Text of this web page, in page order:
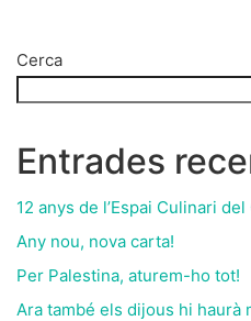
Cerca
Entrades
12 anys de l’Espai Culinari
Any nou, nova carta!
Per Palestina, aturem-ho tot!
Ara també els dijous hi haurà